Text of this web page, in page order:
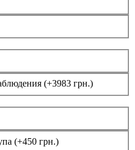
(+3983 грн.)
(+450 грн.)